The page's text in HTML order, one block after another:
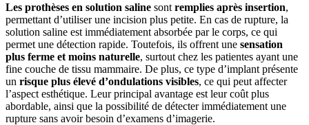
Les prothèses en solution saline sont remplies après insertion,
permettant d’utiliser une incision plus petite. En cas de rupture, la
solution saline est immédiatement absorbée par le corps, ce qui
permet une détection rapide. Toutefois, ils offrent une sensation
plus ferme et moins naturelle, surtout chez les patientes ayant une
fine couche de tissu mammaire. De plus, ce type d’implant présente
un risque plus élevé d’ondulations visibles, ce qui peut affecter
l’aspect esthétique. Leur principal avantage est leur coût plus
abordable, ainsi que la possibilité de détecter immédiatement une
rupture sans avoir besoin d’examens d’imagerie.